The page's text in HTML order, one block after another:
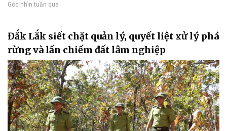
Góc nhìn tuần qua
Đắk Lắk siết chặt quản lý, quyết liệt xử lý phá
rừng và lấn chiếm đất lâm nghiệp